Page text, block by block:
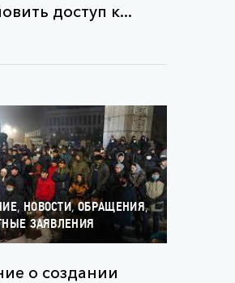
доступ к...
, НОВОСТИ,ОБРАЩЕНИЯ,
ЗАЯВЛЕНИЯ
о создании